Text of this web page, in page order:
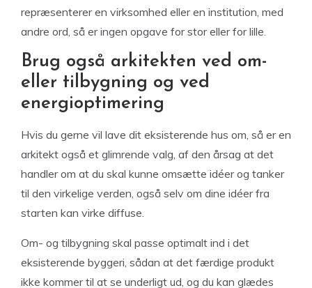
repræsenterer en virksomhed eller en institution, med
andre ord, så er ingen opgave for stor eller for lille.
Brug også arkitekten ved om-
eller tilbygning og ved
energioptimering
Hvis du gerne vil lave dit eksisterende hus om, så er en
arkitekt også et glimrende valg, af den årsag at det
handler om at du skal kunne omsætte idéer og tanker
til den virkelige verden, også selv om dine idéer fra
starten kan virke diffuse.
Om- og tilbygning skal passe optimalt ind i det
eksisterende byggeri, sådan at det færdige produkt
ikke kommer til at se underligt ud, og du kan glædes